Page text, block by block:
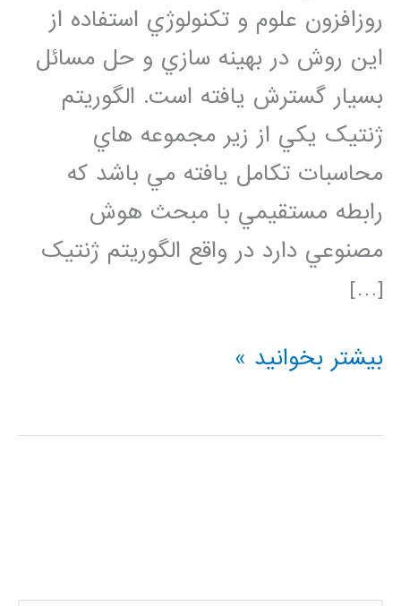
روزافزون علوم و تکنولوژي استفاده از
اين روش در بهينه سازي و حل مسائل
بسيار گسترش يافته است. الگوريتم
ژنتيک يکي از زير مجموعه هاي
محاسبات تکامل يافته مي باشد که
رابطه مستقيمي با مبحث هوش
مصنوعي دارد در واقع الگوريتم ژنتيک
[…]
فیلم
آموزش
بیشتر بخوانید »